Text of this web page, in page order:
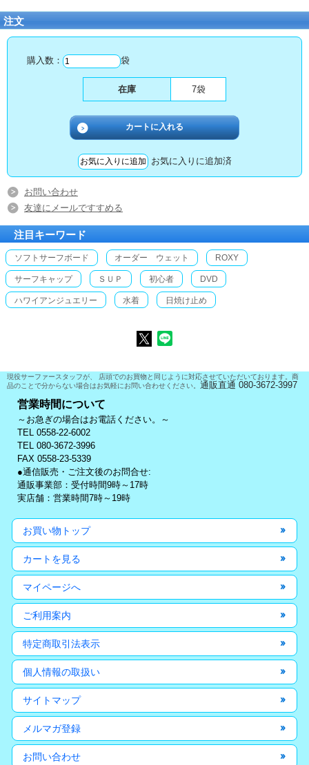
注文
購入数： 袋
在庫 7袋
お気に入りに追加済
お問い合わせ
友達にメールですすめる
注目キーワード
ソフトサーフボード オーダー ウェット ROXY
サーフキャップ ＳＵＰ 初心者 DVD
ハワイアンジュエリー 水着 日焼け止め
現役サーファースタッフが、 店頭でのお買物と同じように対応させていただいております。商
品のことで分からない場合はお気軽にお問い合わせください。 通販直通 080-3672-3997
営業時間について
～お急ぎの場合はお電話ください。～
TEL 0558-22-6002
TEL 080-3672-3996
FAX 0558-23-5339
●通信販売・ご注文後のお問合せ:
通販事業部：受付時間9時～17時
実店舗：営業時間7時～19時
お買い物トップ
カートを見る
マイページへ
ご利用案内
特定商取引法表示
個人情報の取扱い
サイトマップ
メルマガ登録
お問い合わせ